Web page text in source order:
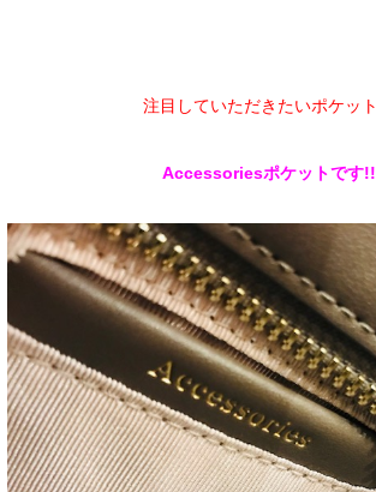
注目していただきたいポケット
Accessoriesポケットです!!